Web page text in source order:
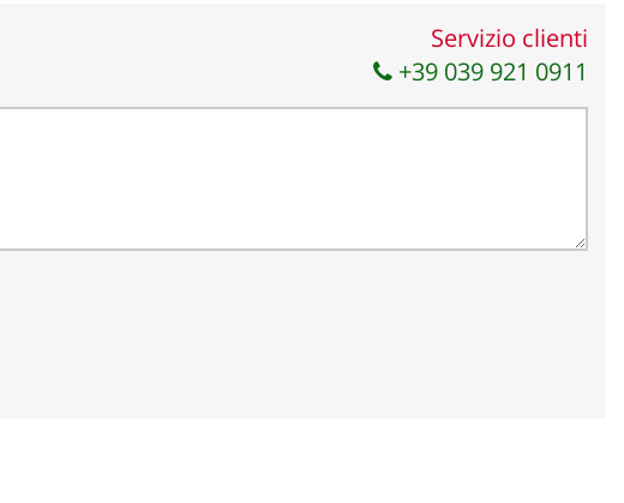
Servizio clienti
+39 039 921 0911